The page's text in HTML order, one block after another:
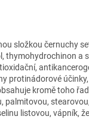
složkou černuchy
thymohydrochinon a
protinádorové
kromě toho
palmitovou,
listovou, vápník,